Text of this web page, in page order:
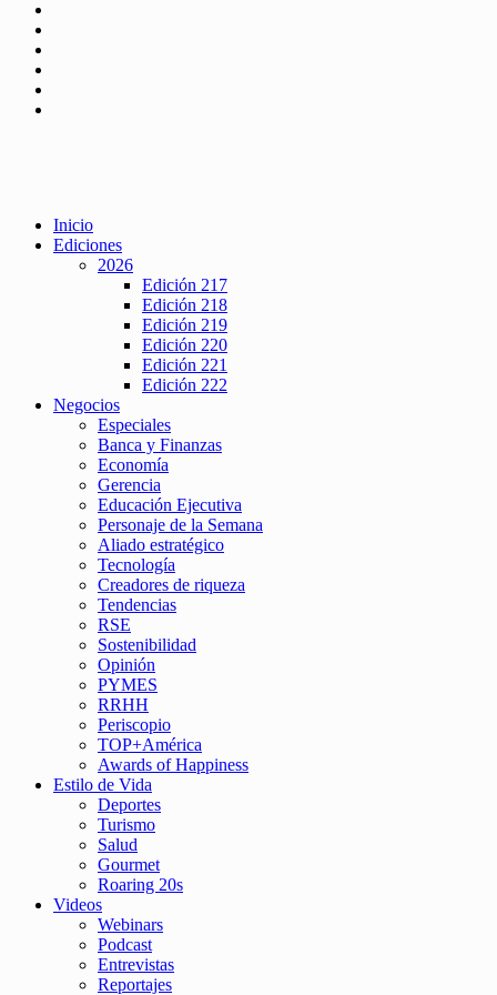
Inicio
Ediciones
2026
Edición 217
Edición 218
Edición 219
Edición 220
Edición 221
Edición 222
Negocios
Especiales
Banca y Finanzas
Economía
Gerencia
Educación Ejecutiva
Personaje de la Semana
Aliado estratégico
Tecnología
Creadores de riqueza
Tendencias
RSE
Sostenibilidad
Opinión
PYMES
RRHH
Periscopio
TOP+América
Awards of Happiness
Estilo de Vida
Deportes
Turismo
Salud
Gourmet
Roaring 20s
Videos
Webinars
Podcast
Entrevistas
Reportajes